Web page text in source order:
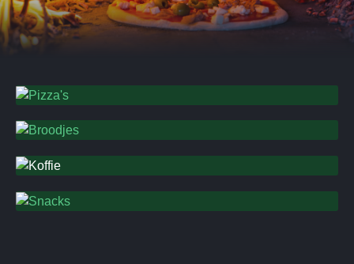
Broodjes
Koffie
Snacks